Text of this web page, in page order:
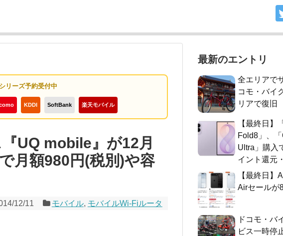
リーズ予約受付中
KDDI SoftBank 楽天モバイル
UQ mobile』が12月
月額980円(税別)や容
12/11 モバイル, モバイルWi-Fiルータ
最新のエントリ
全エリアで
コモ・バイ
リアで復旧
【最終日】
Fold8」、
Ultra」購入
イント還元
【最終日】
Airセールが
ドコモ・バ
ビス一時停